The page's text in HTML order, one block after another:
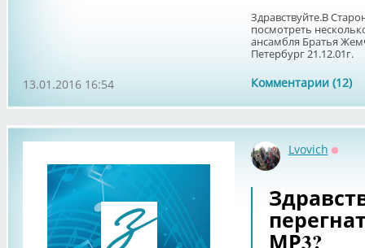
Здравствуйте.В
посмотреть
ансамбля Братья
Петербург 21.12.01г.
Комментарии (12)
13.01.2016 16:54
Lvovich
МР3?